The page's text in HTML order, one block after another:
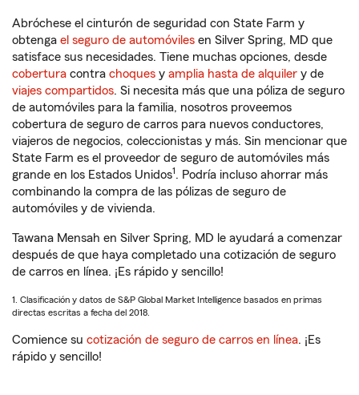
Abróchese el cinturón de seguridad con State Farm y
obtenga el seguro de automóviles en Silver Spring, MD que
satisface sus necesidades. Tiene muchas opciones, desde
cobertura contra choques y amplia hasta de alquiler y de
viajes compartidos. Si necesita más que una póliza de seguro
de automóviles para la familia, nosotros proveemos
cobertura de seguro de carros para nuevos conductores,
viajeros de negocios, coleccionistas y más. Sin mencionar que
State Farm es el proveedor de seguro de automóviles más
grande en los Estados Unidos1. Podría incluso ahorrar más
combinando la compra de las pólizas de seguro de
automóviles y de vivienda.
Tawana Mensah en Silver Spring, MD le ayudará a comenzar
después de que haya completado una cotización de seguro
de carros en línea. ¡Es rápido y sencillo!
1. Clasificación y datos de S&P Global Market Intelligence basados en primas
directas escritas a fecha del 2018.
Comience su cotización de seguro de carros en línea. ¡Es
rápido y sencillo!